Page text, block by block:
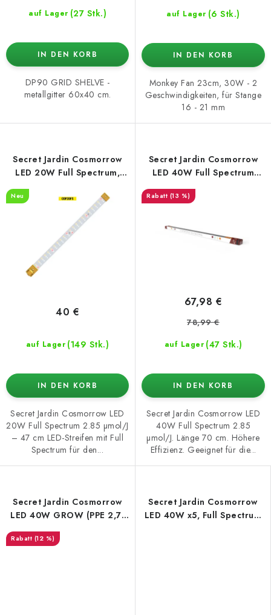
auf Lager (27 Stk.)
IN DEN KORB
DP90 GRID SHELVE -
metallgitter 60x40 cm.
auf Lager (6 Stk.)
IN DEN KORB
Monkey Fan 23cm, 30W - 2
Geschwindigkeiten, für Stange
16 - 21 mm
Secret Jardin Cosmorrow
LED 20W Full Spectrum,
2,85 µmol/J, COP20FS
Neu
auf Lager (149 Stk.)
40 €
IN DEN KORB
Secret Jardin Cosmorrow LED
20W Full Spectrum 2.85 µmol/J
– 47 cm LED-Streifen mit Full
Spectrum für den...
Secret Jardin Cosmorrow
LED 40W Full Spectrum
2.85 µmol/J
(13 %)
auf Lager (47 Stk.)
67,98 €
78,99 €
IN DEN KORB
Secret Jardin Cosmorrow LED
40W Full Spectrum 2.85
µmol/J. Länge 70 cm. Höhere
Effizienz. Geeignet für die...
Secret Jardin Cosmorrow
LED 40W GROW (PPE 2,7)
– LED Pflanzenlampe für
Wachstum (COP4065)
(12 %)
Secret Jardin Cosmorrow
LED 40W x5, Full Spectrum